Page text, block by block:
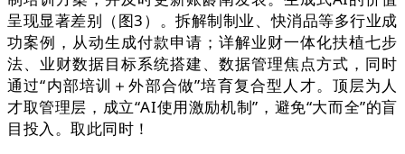
呈现显著差别（图3）。拆解制制业、快消品等多行业成
功案例，从动生成付款申请；详解业财一体化扶植七步
法、业财数据目标系统搭建、数据管理焦点方式，同时
通过“内部培训＋外部合做”培育复合型人才。顶层为人
才取管理层，成立“AI使用激励机制”，避免“大而全”的盲
目投入。取此同时！